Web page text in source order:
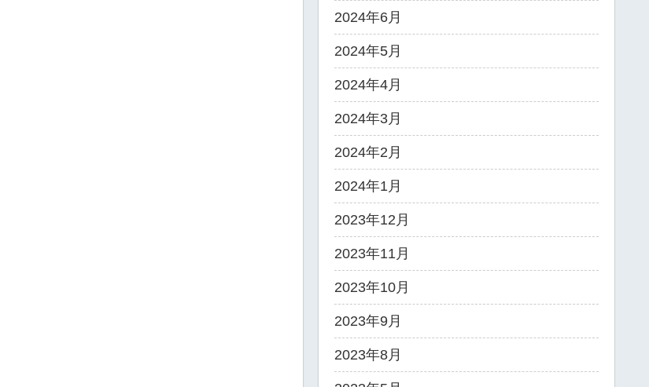
2024年6月
2024年5月
2024年4月
2024年3月
2024年2月
2024年1月
2023年12月
2023年11月
2023年10月
2023年9月
2023年8月